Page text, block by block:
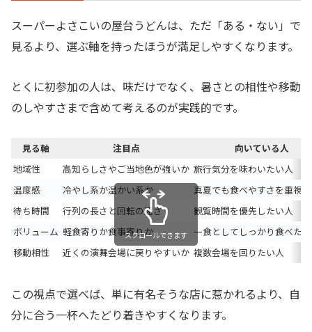
スーパーよさこいの屋台うどんは、ただ「ある・ない」で
見るより、選ぶ軸を持ったほうが満足しやすくなります。
とくに初参加の人は、味だけでなく、暑さとの相性や移動
のしやすさまで含めて考えるのが実践的です。
見る軸 注目点
向いている人
地域性
高知らしさやご当地色が強いか 旅行気分を味わいたい人
温度感
冷やし系か温かい系か
真夏でも食べやすさを重視
待ち時間
行列の長さと回転の速さ
観覧時間を優先したい人
ボリューム 軽食寄りか食事寄りか
一食としてしっかり食べた
移動相性
近くの演舞会場に戻りやすいか 複数会場を回りたい人
スクロールできます
この視点で選べば、単に有名そうな店に惹かれるより、自
分に合う一杯へたどり着きやすくなります。